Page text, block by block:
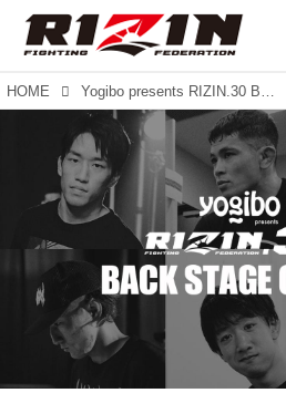
HOME Yogibo presents RIZIN.30 BACKSTAGE GALLERY